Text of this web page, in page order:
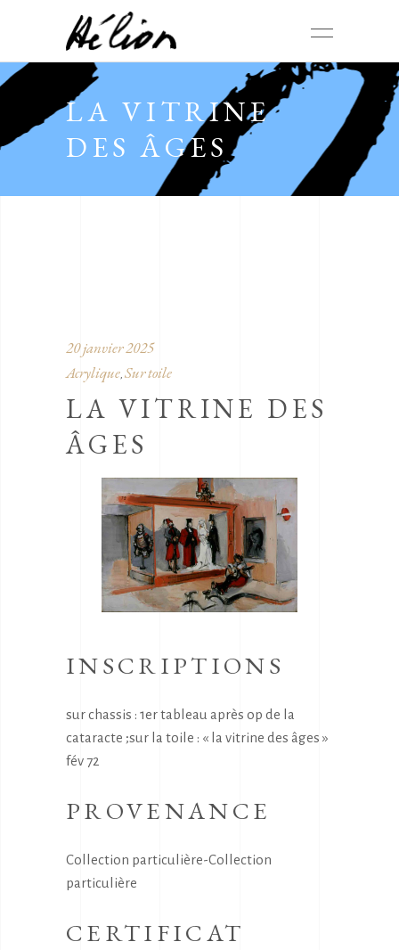
LA VITRINE
DES ÂGES
20 janvier 2025
Acrylique, Sur toile
LA VITRINE DES
ÂGES
INSCRIPTIONS
sur chassis : 1er tableau après op de la
cataracte ;sur la toile : « la vitrine des âges »
fév 72
PROVENANCE
Collection particulière-Collection
particulière
CERTIFICAT